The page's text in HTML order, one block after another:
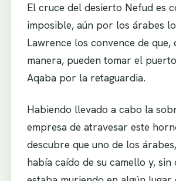
El cruce del desierto Nefud es
imposible, aún por los árabes
Lawrence los convence de que,
manera, pueden tomar el
Aqaba por la retaguardia.
Habiendo llevado a cabo la
empresa de atravesar este
descubre que uno de los
había caído de su camello y, sin